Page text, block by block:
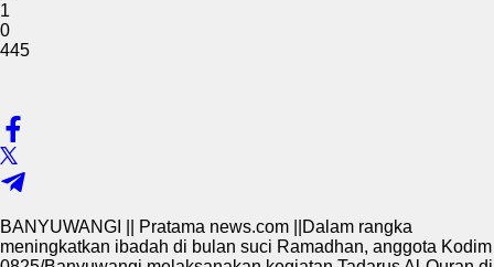
1
0
445
BANYUWANGI || Pratama news.com ||Dalam rangka
meningkatkan ibadah di bulan suci Ramadhan, anggota Kodim